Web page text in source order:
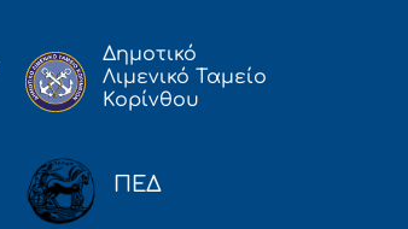
Δημοτικό
Λιμενικό Ταμείο
Κορίνθου
ΠΕΔ